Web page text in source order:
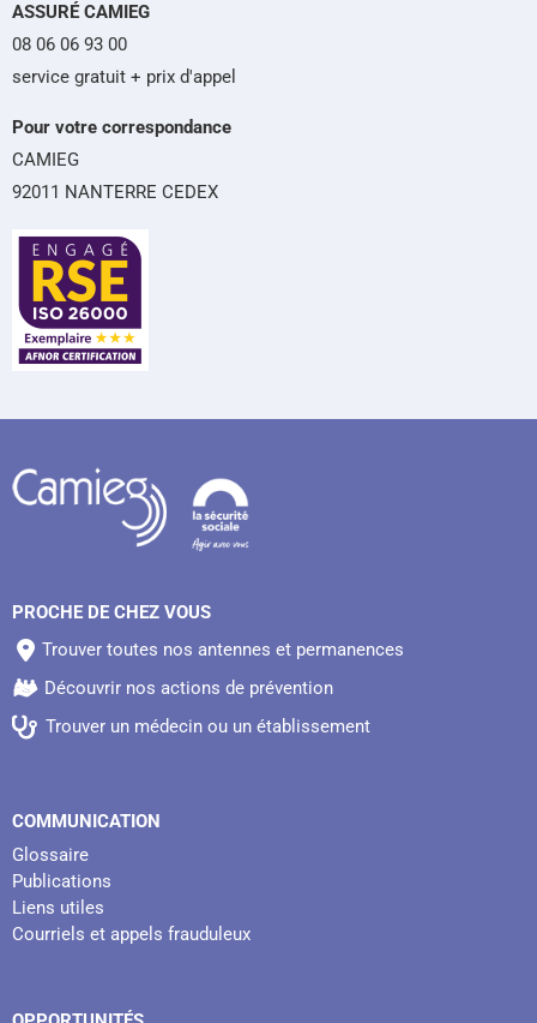
ASSURÉ CAMIEG
08 06 06 93 00
service gratuit + prix d'appel
Pour votre correspondance
CAMIEG
92011 NANTERRE CEDEX
PROCHE DE CHEZ VOUS
Trouver toutes nos antennes et permanences
Découvrir nos actions de prévention
Trouver un médecin ou un établissement
COMMUNICATION
Glossaire
Publications
Liens utiles
Courriels et appels frauduleux